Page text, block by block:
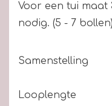
Voor een tui maat
nodig. (5 - 7 bollen)
Samenstelling
Looplengte